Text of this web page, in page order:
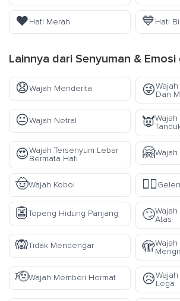
❤️Hati Merah 💙Hati
Lainnya dari Senyuman & Emosi
😧Wajah Menderita 😜Dan
😐Wajah Netral 👿
😍Wajah Tersenyum Lebar
Bermata Hati
🤗
🤠Wajah Koboi 🙂‍↔️
👺Topeng Hidung Panjang 🙄Atas
🙉Tidak Mendengar 🫣
🫡Wajah Memberi Hormat 😥Lega